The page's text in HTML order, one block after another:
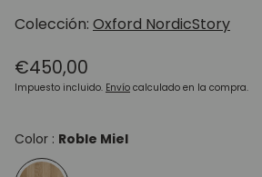
Colección: Oxford NordicStory
Precio
regular
€450,00
Impuesto incluido. Envío calculado en la compra.
Color : Roble Miel